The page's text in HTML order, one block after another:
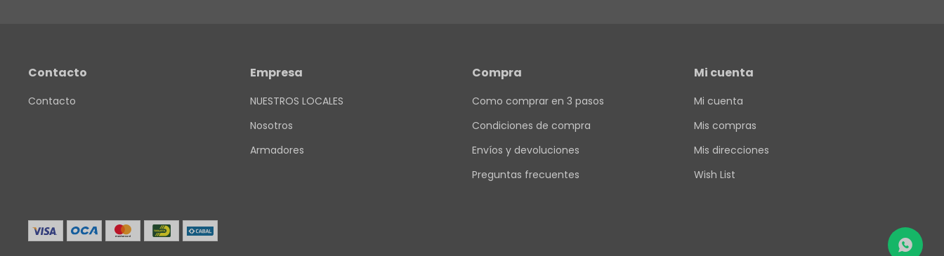
Contacto
Contacto
Empresa
NUESTROS LOCALES
Nosotros
Armadores
Compra
Como comprar en 3 pasos
Condiciones de compra
Envíos y devoluciones
Preguntas frecuentes
Mi cuenta
Mi cuenta
Mis compras
Mis direcciones
Wish List